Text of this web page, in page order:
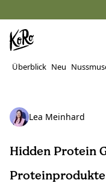
Überblick Neu
Lea Meinhard
Hidden Protein